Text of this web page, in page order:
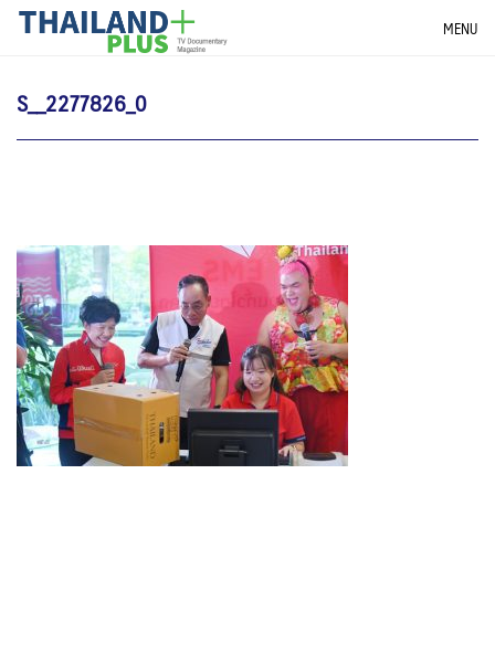
SkipTHAILANDPLUS NEWS MENU
S__2277826_0